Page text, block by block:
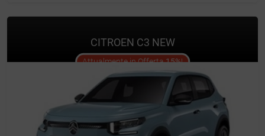
CITROEN C3 NEW
Attualmente in Offerta15%!offer